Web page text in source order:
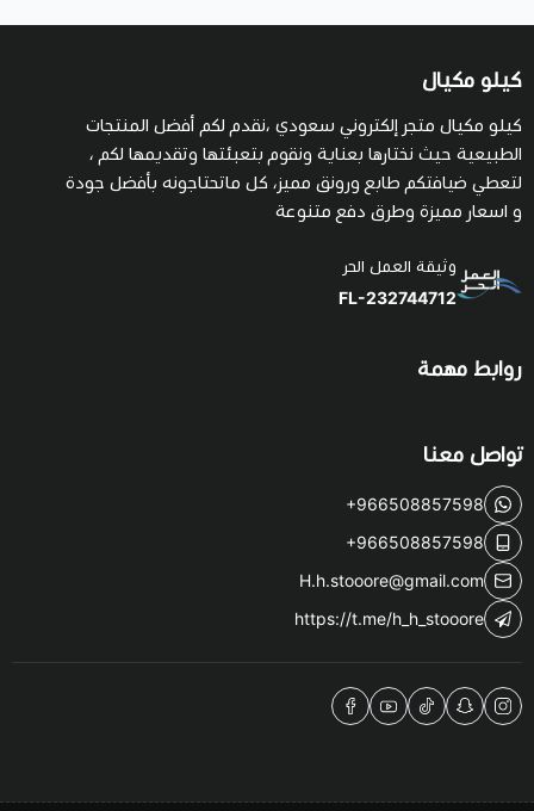
كيلو مكيال
كيلو مكيال متجر إلكتروني سعودي ،نقدم لكم أفضل المنتجات
الطبيعية حيث نختارها بعناية ونقوم بتعبئتها وتقديمها لكم ،
لتعطي ضيافتكم طابع ورونق مميز، كل ماتحتاجونه بأفضل جودة
و اسعار مميزة وطرق دفع متنوعة
وثيقة العمل الحر
FL-232744712
روابط مهمة
تواصل معنا
+966508857598
+966508857598
H.h.stooore@gmail.com
https://t.me/h_h_stooore